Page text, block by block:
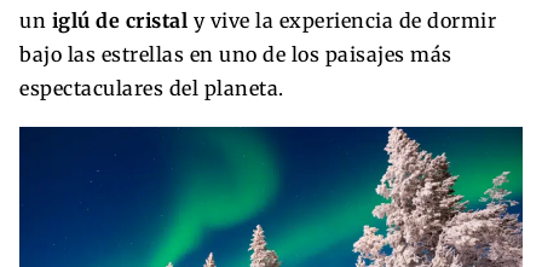
un iglú de cristal y vive la experiencia de dormir
bajo las estrellas en uno de los paisajes más
espectaculares del planeta.